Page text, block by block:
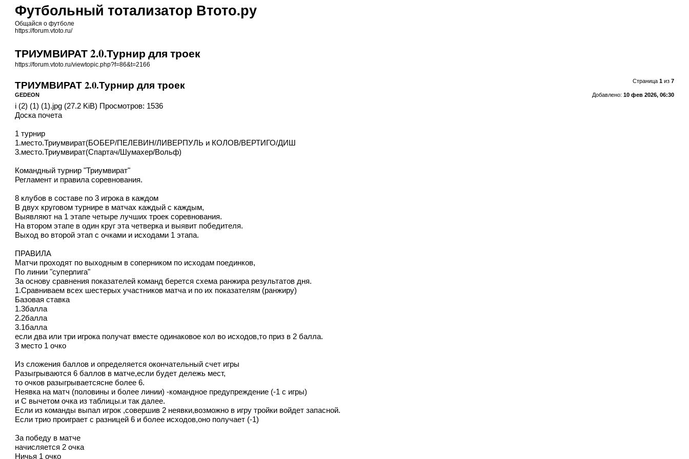
Футбольный тотализатор Втото.ру
Общайся о футболе
https://forum.vtoto.ru/
ТРИУМВИРАТ 2.0.Турнир для троек
https://forum.vtoto.ru/viewtopic.php?f=86&t=2166
Страница 1из 7
ТРИУМВИРАТ 2.0.Турнир для троек
Добавлено: 10 фев 2026, 06:30
GEDEON
i (2) (1) (1).jpg (27.2 KiB) Просмотров: 1536
Доска почета
1 турнир
1.место.Триумвират(БОБЕР/ПЕЛЕВИН/ЛИВЕРПУЛЬ и КОЛОВ/ВЕРТИГО/ДИШ
3.место.Триумвират(Спартач/Шумахер/Вольф)
Командный турнир "Триумвират"
Регламент и правила соревнования.
8 клубов в составе по 3 игрока в каждом
В двух круговом турнире в матчах каждый с каждым,
Выявляют на 1 этапе четыре лучших троек соревнования.
На втором этапе в один круг эта четверка и выявит победителя.
Выход во второй этап с очками и исходами 1 этапа.
ПРАВИЛА
Матчи проходят по выходным в соперником по исходам поединков,
По линии "суперлига"
За основу сравнения показателей команд берется схема ранжира результатов дня.
1.Сравниваем всех шестерых участников матча и по их показателям (ранжиру)
Базовая ставка
1.3балла
2.2балла
3.1балла
если два или три игрока получат вместе одинаковое кол во исходов,то приз в 2 балла.
3 место 1 очко
Из сложения баллов и определяется окончательный счет игры
Разыгрываются 6 баллов в матче,если будет дележь мест,
то очков разыгрываетсясне более 6.
Неявка на матч (половины и более линии) -командное предупреждение (-1 с игры)
и С вычетом очка из таблицы.и так далее.
Если из команды выпал игрок ,совершив 2 неявки,возможно в игру тройки войдет запасной.
Если трио проиграет с разницей 6 и более исходов,оно получает (-1)
За победу в матче
начисляется 2 очка
Ничья 1 очко